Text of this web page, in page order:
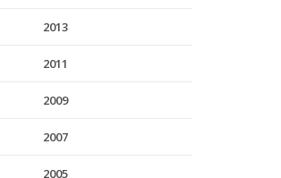
2013
2011
2009
2007
2005